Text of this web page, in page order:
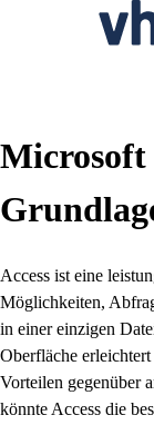
Microsoft
Access ist eine
Möglichkeiten,
in einer einzigen
Oberfläche
Vorteilen gegenüber
könnte Access die